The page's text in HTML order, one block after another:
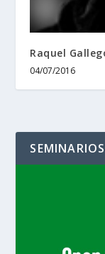
Raquel
04/07/2016